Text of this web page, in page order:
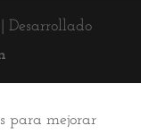
| Desarrollado
para mejorar